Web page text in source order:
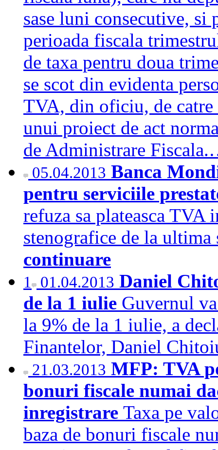
sase luni consecutive, si
perioada fiscala
de taxa pentru doua
se scot din evidenta
TVA, din oficiu, de
unui proiect de act
de Administrare
05.04.2013 Banca
pentru serviciile
refuza sa plateasca
stenografice de la
continuare
1 01.04.2013 Daniel
de la 1 iulie Guvernul
la 9% de la 1 iulie, a
Finantelor, Daniel
21.03.2013 MFP: TVA
bonuri fiscale numai
inregistrare Taxa pe
baza de bonuri fiscale